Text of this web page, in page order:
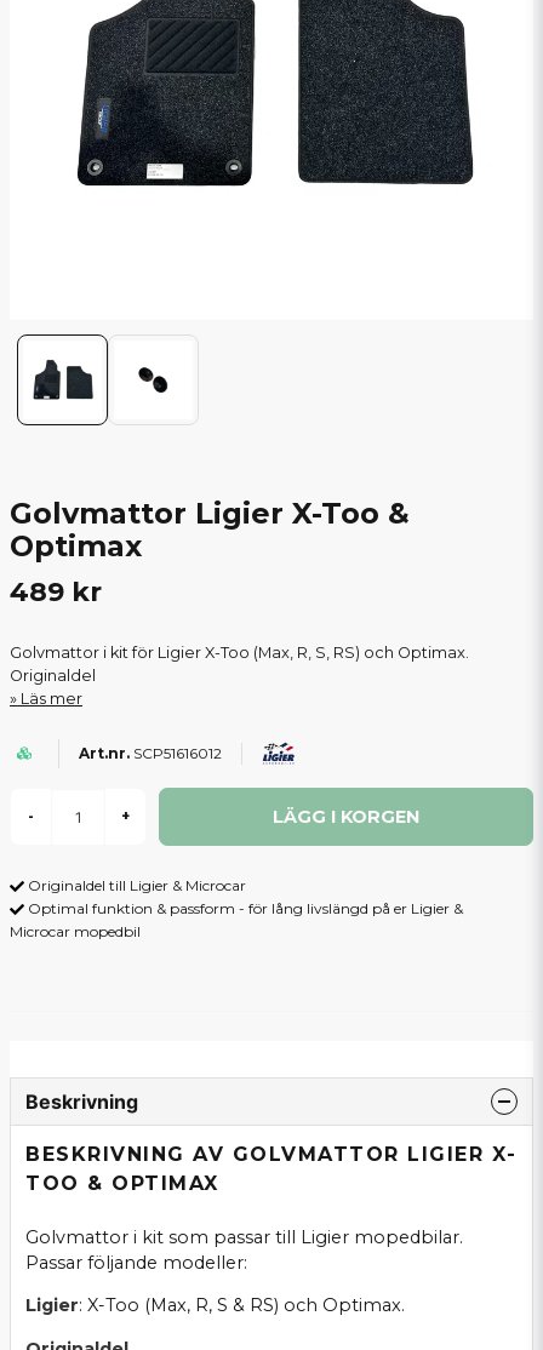
Golvmattor Ligier X-Too &
Optimax
489 kr
Golvmattor i kit för Ligier X-Too (Max, R, S, RS) och Optimax.
Originaldel
Läs mer
SCP51616012
- + LÄGG I KORGEN
Originaldel till Ligier & Microcar
Optimal funktion & passform - för lång livslängd på er Ligier &
Microcar mopedbil
Beskrivning
BESKRIVNING AV GOLVMATTOR LIGIER X-
TOO & OPTIMAX
Golvmattor i kit som passar till Ligier mopedbilar.
Passar följande modeller:
Ligier: X-Too (Max, R, S & RS) och Optimax.